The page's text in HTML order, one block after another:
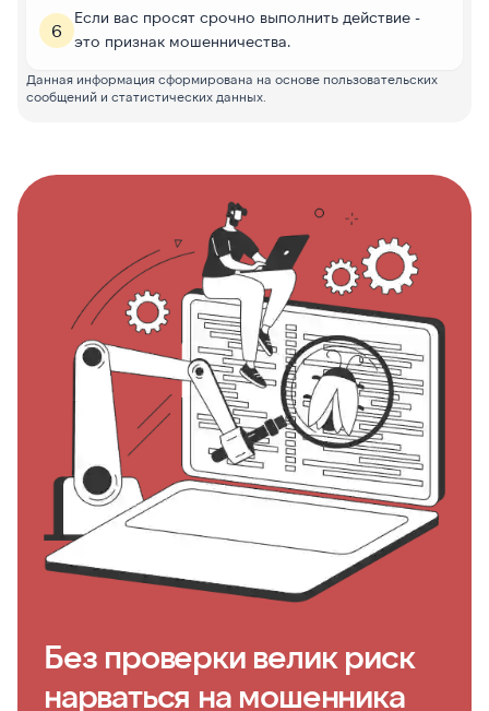
6
Если вас просят срочно выполнить действие -
это признак мошенничества.
Данная информация сформирована на основе пользовательских
сообщений и статистических данных.
Без проверки велик риск
нарваться на мошенника